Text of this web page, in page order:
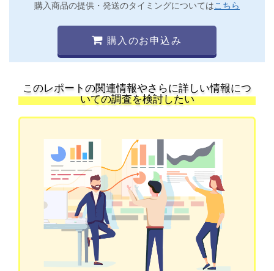
購入商品の提供・発送のタイミングについてはこちら
購入のお申込み
このレポートの関連情報やさらに詳しい情報につ
いての調査を検討したい